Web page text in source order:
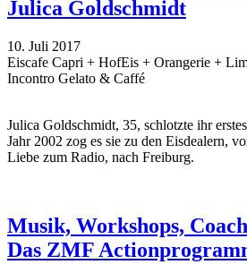
Julica Goldschmidt
10. Juli 2017
Eiscafe Capri + HofEis + Orangerie +
Incontro Gelato & Caffé
Julica Goldschmidt, 35, schlotzte ihr
Jahr 2002 zog es sie zu den Eisdealern,
Liebe zum Radio, nach Freiburg.
Musik, Workshops,
Das ZMF